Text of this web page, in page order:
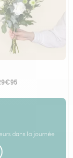
dans la journée